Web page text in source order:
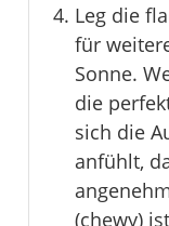
Leg die
für
Sonne.
die
sich die
anfühlt,
(chewy)